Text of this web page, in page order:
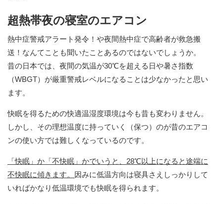
超熱帯夜の寝室のエアコン
熱中症警戒アラート発令！や夜間熱中症で高齢者が救急搬
送！なんてことも聞いたことあるのではないでしょうか。
昔の日本では、夜間の気温が30℃を超える日や暑さ指数
（WBGT）が厳重警戒レベルになることは少なかったと思い
ます。
快眠を得るための快適温湿度環境は今も昔も変わりません。
しかし、その理想温度に持っていく（保つ）のが昔のエアコ
ンの使い方では難しくなっているのです。
「快眠」か「不快眠」かでいうと、28℃以上になると途端に
不快眠に傾きます。 因みに低温方向は寝具さえしっかりして
いればかなり低温環境でも快眠を得られます。